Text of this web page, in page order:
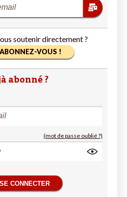
soutenir directement ?
ABONNEZ-VOUS !
abonné ?
(mot de passe oublié ?)
SE CONNECTER